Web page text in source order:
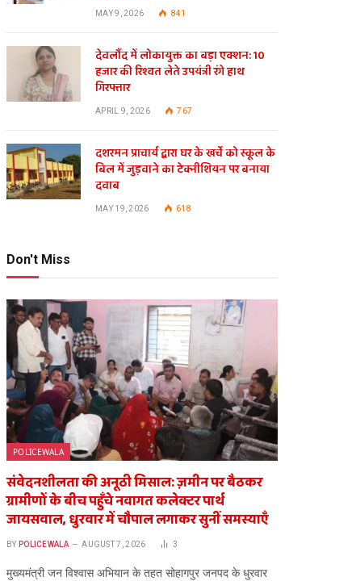
MAY 9, 2026 841
देवलौंद में लोकायुक्त का बड़ा एक्शन: 10
हजार की रिश्वत लेते उपयंत्री रंगे हाथ
गिरफ्तार
APRIL 9, 2026 767
दशरमन प्राचार्य द्वारा घर के खर्चे को स्कूल के
बिल में जुड़वाने का टेक्नीशियन पर बनाया
दवाब
MAY 19, 2026 618
Don't Miss
POLICEWALA
संवेदनशीलता की अनूठी मिसाल: ज़मीन पर बैठकर
ग्रामीणों के बीच पहुँचे नवागत कलेक्टर पार्थ
जायसवाल, धुरवार में चौपाल लगाकर सुनीं समस्याएँ
BY POLICEWALA AUGUST 7, 2026 3
​मुख्यमंत्री जन विश्वास अभियान के तहत सोहागपुर जनपद के धुरवार